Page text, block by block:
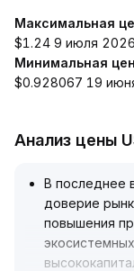
Максимальная
$1.24 9 июля 2026
Минимальная
$0.928067 19
Анализ цены
В последнее
доверие
повышения